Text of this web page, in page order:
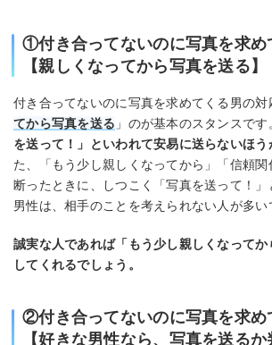
①付き合ってないのに写真を求め
【親しくなってから写真を送る】
付き合ってないのに写真を求めてくる男の対
てから写真を送る 」のが基本のスタンスです
を送って！」といわれて安易に送らないほう
た、「もう少し親しくなってから」「信頼関
断ったときに、しつこく「写真を送って！
男性は、相手のことを考えられない人が多い
誠実な人であれば「もう少し親しくなって
してくれるでしょう。
②付き合ってないのに写真を求め
【好きな男性なら、写真を送る